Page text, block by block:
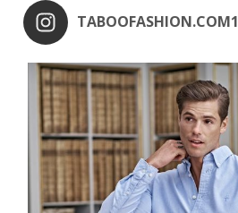
TABOOFASHION.COM1